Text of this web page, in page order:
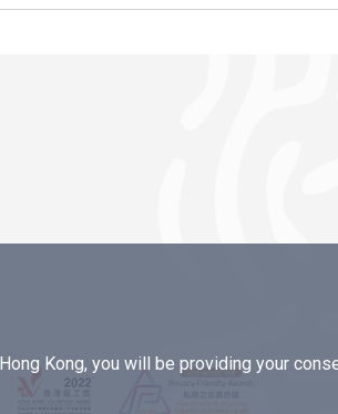
Kong, you will be providing your